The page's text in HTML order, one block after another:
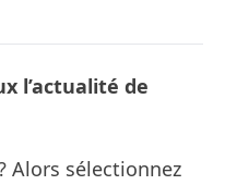
l’actualité de
Alors sélectionnez